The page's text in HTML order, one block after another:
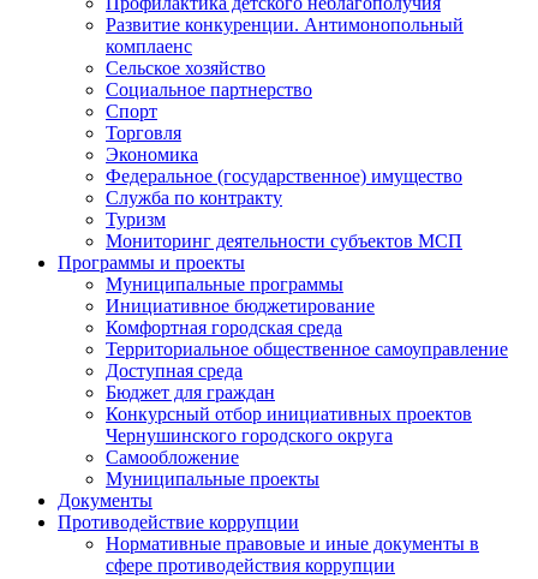
Развитие конкуренции. Антимонопольный
комплаенс
Сельское хозяйство
Социальное партнерство
Спорт
Торговля
Экономика
Федеральное (государственное) имущество
Служба по контракту
Туризм
Мониторинг деятельности субъектов МСП
Программы и проекты
Муниципальные программы
Инициативное бюджетирование
Комфортная городская среда
Территориальное общественное самоуправление
Доступная среда
Бюджет для граждан
Конкурсный отбор инициативных проектов
Чернушинского городского округа
Самообложение
Муниципальные проекты
Документы
Противодействие коррупции
Нормативные правовые и иные документы в
сфере противодействия коррупции